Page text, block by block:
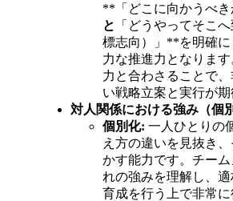
**「どこに向かうべき
と
「どうやってそこ
標志向）」**を明確
力な推進力となりま
力と合わさることで
い戦略立案と実行が期
対人関係における強み（個
個別化: 一人ひとりの
え方の違いを見抜き
かす能力です。チー
れの強みを理解し、
育成を行う上で非常